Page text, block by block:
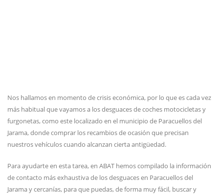
Nos hallamos en momento de crisis económica, por lo que es cada vez
más habitual que vayamos a los desguaces de coches motocicletas y
furgonetas, como este localizado en el municipio de Paracuellos del
Jarama, donde comprar los recambios de ocasión que precisan
nuestros vehículos cuando alcanzan cierta antigüedad.
Para ayudarte en esta tarea, en ABAT hemos compilado la información
de contacto más exhaustiva de los desguaces en Paracuellos del
Jarama y cercanías, para que puedas, de forma muy fácil, buscar y